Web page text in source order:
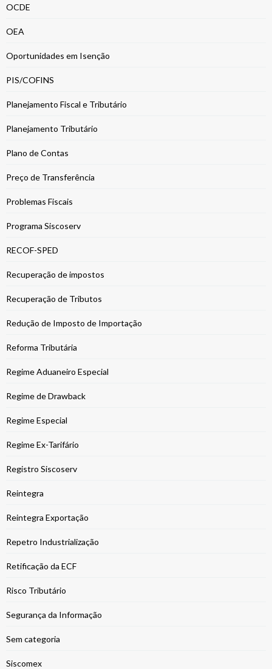
OCDE
OEA
Oportunidades em Isenção
PIS/COFINS
Planejamento Fiscal e Tributário
Planejamento Tributário
Plano de Contas
Preço de Transferência
Problemas Fiscais
Programa Siscoserv
RECOF-SPED
Recuperação de impostos
Recuperação de Tributos
Redução de Imposto de Importação
Reforma Tributária
Regime Aduaneiro Especial
Regime de Drawback
Regime Especial
Regime Ex-Tarifário
Registro Siscoserv
Reintegra
Reintegra Exportação
Repetro Industrialização
Retificação da ECF
Risco Tributário
Segurança da Informação
Sem categoria
Siscomex